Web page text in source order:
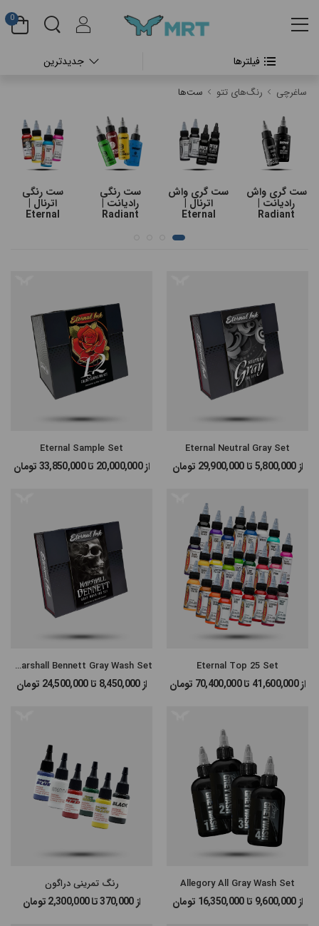
#بدون دسته بندی
#پن شارژی تتو
#پن شارژی CHEYENNE
#پن شارژی FK IRONS
#پن شارژی RECTOR
#پن شارژی MAST
#سایر پن‌های شارژی
0
ساغرچی رنگ‌های تتو ست‌ها
ست گری واش
رادیانت |
Radiant
ست گری واش
اترنال |
Eternal
ست رنگی
رادیانت |
Radiant
ست رنگی
اترنال |
Eternal
فیلترها جدیدترین
Eternal Neutral Gray Set
از 5,800,000 تا 29,900,000 تومان
Eternal Sample Set
از 20,000,000 تا 33,850,000 تومان
Eternal Top 25 Set
از 41,600,000 تا 70,400,000 تومان
Eternal Marshall Bennett Gray Wash Set
از 8,450,000 تا 24,500,000 تومان
Allegory All Gray Wash Set
از 9,600,000 تا 16,350,000 تومان
رنگ تمرینی دراگون
از 370,000 تا 2,300,000 تومان